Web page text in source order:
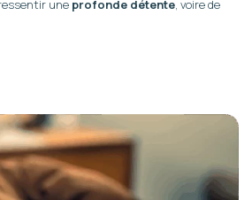
une profonde détente, voire de